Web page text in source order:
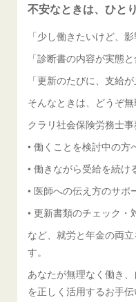
不安なときは、ひと
「少し働きたいけど、
「診断書の内容が実態
「更新のたびに、支給
そんなときは、どうぞ無
クラリ社会保険労務士事
• 働くことを検討中の方
• 働きながら受給を続け
• 医師への伝え方のサポ
• 更新書類のチェック・
など、就労と年金の両
す。
あなたが無理なく働き
を正しく活用するお手伝